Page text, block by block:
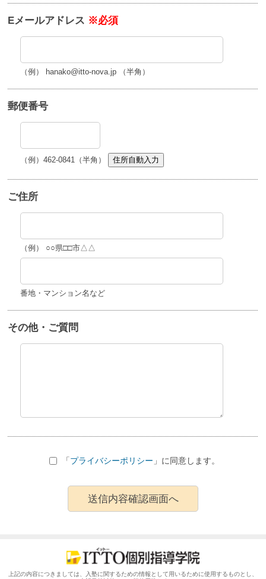
Eメールアドレス ※必須
（例） hanako@itto-nova.jp （半角）
郵便番号
（例）462-0841（半角） 住所自動入力
ご住所
（例） ○○県□□市△△
番地・マンション名など
その他・ご質問
「プライバシーポリシー 」に同意します。
上記の内容につきましては、入塾に関するための情報として用いるために使用するものとし、